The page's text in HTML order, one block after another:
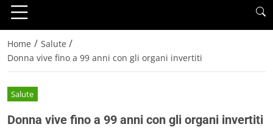
Home / Salute /
Donna vive fino a 99 anni con gli organi invertiti
Salute
Donna vive fino a 99 anni con gli organi invertiti